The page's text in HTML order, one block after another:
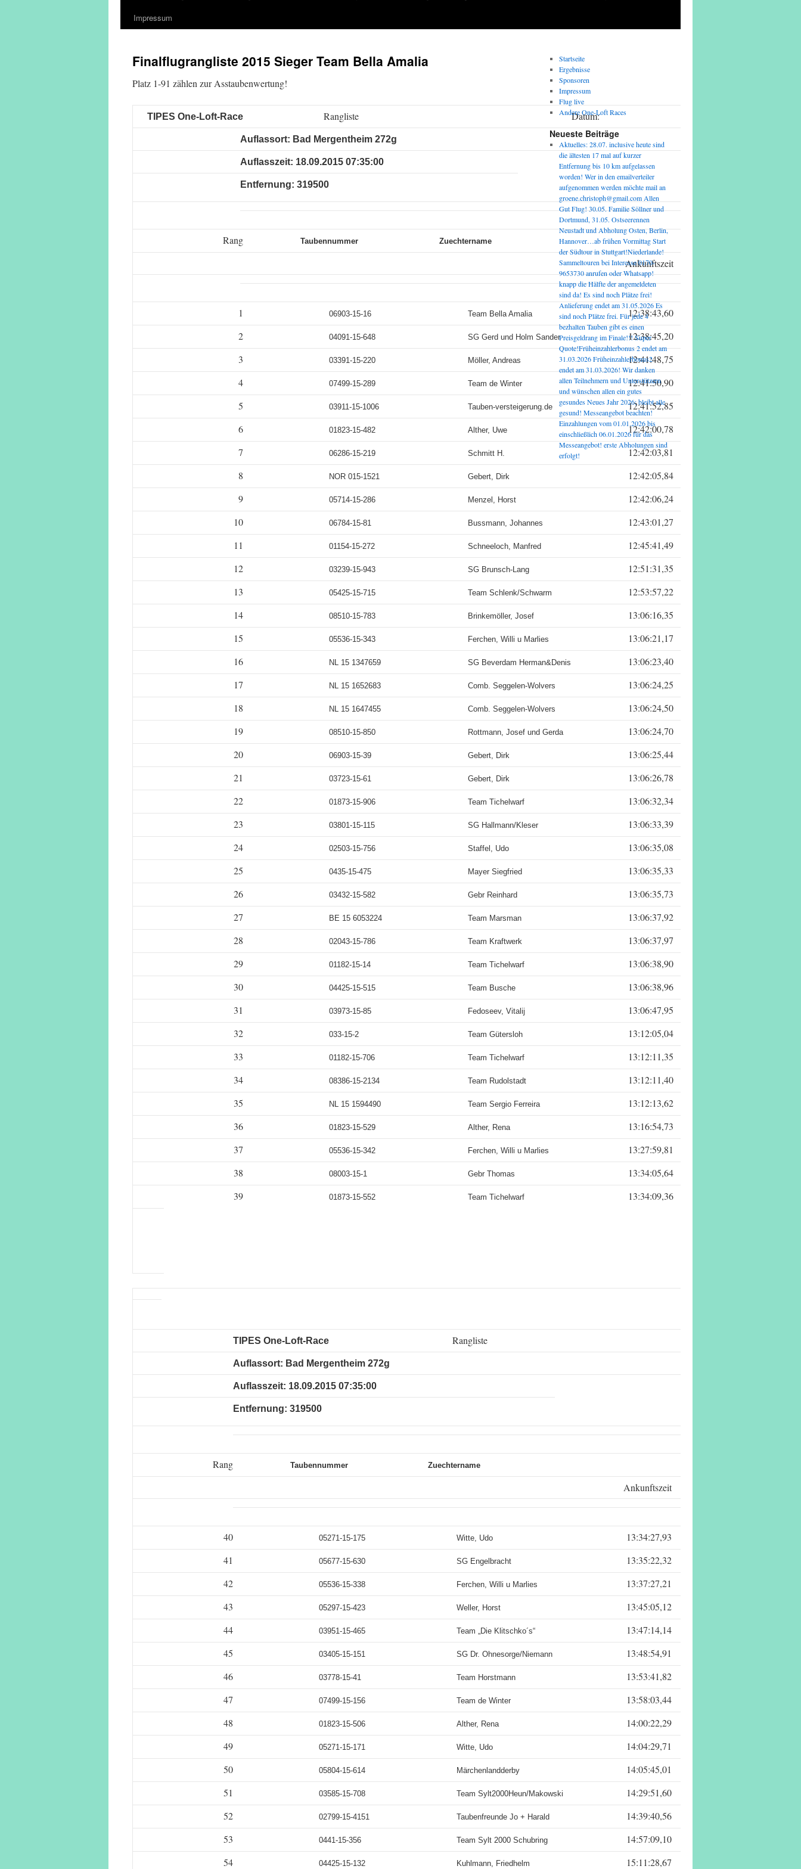
Impressum
Finalflugrangliste 2015 Sieger Team Bella Amalia
Platz 1-91 zählen zur Asstaubenwertung!
TIPES One-Loft-Race Rangliste Datum:
Auflassort: Bad Mergentheim 272g
Auflasszeit: 18.09.2015 07:35:00
Entfernung: 319500
Rang Taubennummer Zuechtername
Ankunftszeit
1 06903-15-16 Team Bella Amalia
12:38:43,60
2
04091-15-648 SG Gerd und Holm Sander
12:38:45,20
3
03391-15-220 Möller, Andreas
12:41:48,75
4
07499-15-289 Team de Winter
12:41:50,90
5
03911-15-1006 Tauben-versteigerung.de
12:41:52,85
6
01823-15-482 Alther, Uwe
12:42:00,78
7
06286-15-219 Schmitt H.
12:42:03,81
8
NOR 015-1521 Gebert, Dirk
12:42:05,84
9
05714-15-286 Menzel, Horst
12:42:06,24
10
06784-15-81 Bussmann, Johannes
12:43:01,27
11
01154-15-272 Schneeloch, Manfred
12:45:41,49
12
03239-15-943 SG Brunsch-Lang
12:51:31,35
13
05425-15-715 Team Schlenk/Schwarm
12:53:57,22
14
08510-15-783 Brinkemöller, Josef
13:06:16,35
15
05536-15-343 Ferchen, Willi u Marlies
13:06:21,17
16
NL 15 1347659 SG Beverdam Herman&Denis
13:06:23,40
17
NL 15 1652683 Comb. Seggelen-Wolvers
13:06:24,25
18
NL 15 1647455 Comb. Seggelen-Wolvers
13:06:24,50
19
08510-15-850 Rottmann, Josef und Gerda
13:06:24,70
20
06903-15-39 Gebert, Dirk
13:06:25,44
21
03723-15-61 Gebert, Dirk
13:06:26,78
22
01873-15-906 Team Tichelwarf
13:06:32,34
23
03801-15-115 SG Hallmann/Kleser
13:06:33,39
24
02503-15-756 Staffel, Udo
13:06:35,08
25
0435-15-475 Mayer Siegfried
13:06:35,33
26
03432-15-582 Gebr Reinhard
13:06:35,73
27
BE 15 6053224 Team Marsman
13:06:37,92
28
02043-15-786 Team Kraftwerk
13:06:37,97
29
01182-15-14 Team Tichelwarf
13:06:38,90
30
04425-15-515 Team Busche
13:06:38,96
31
03973-15-85 Fedoseev, Vitalij
13:06:47,95
32
033-15-2 Team Gütersloh
13:12:05,04
33
01182-15-706 Team Tichelwarf
13:12:11,35
34
08386-15-2134 Team Rudolstadt
13:12:11,40
35
NL 15 1594490 Team Sergio Ferreira
13:12:13,62
36
01823-15-529 Alther, Rena
13:16:54,73
37
05536-15-342 Ferchen, Willi u Marlies
13:27:59,81
38
08003-15-1 Gebr Thomas
13:34:05,64
39
01873-15-552 Team Tichelwarf 13:34:09,36
TIPES One-Loft-Race Rangliste
Auflassort: Bad Mergentheim 272g
Auflasszeit: 18.09.2015 07:35:00
Entfernung: 319500
Rang Taubennummer Zuechtername
Ankunftszeit
40 05271-15-175 Witte, Udo
13:34:27,93
41
05677-15-630 SG Engelbracht
13:35:22,32
42
05536-15-338 Ferchen, Willi u Marlies
13:37:27,21
43
05297-15-423 Weller, Horst
13:45:05,12
44
03951-15-465 Team „Die Klitschko´s“
13:47:14,14
45
03405-15-151 SG Dr. Ohnesorge/Niemann
13:48:54,91
46
03778-15-41 Team Horstmann
13:53:41,82
47
07499-15-156 Team de Winter
13:58:03,44
48
01823-15-506 Alther, Rena
14:00:22,29
49
05271-15-171 Witte, Udo
14:04:29,71
50
05804-15-614 Märchenlandderby
14:05:45,01
51
03585-15-708 Team Sylt2000Heun/Makowski
14:29:51,60
52
02799-15-4151 Taubenfreunde Jo + Harald
14:39:40,56
53
0441-15-356 Team Sylt 2000 Schubring
14:57:09,10
54
04425-15-132 Kuhlmann, Friedhelm 15:11:28,67
Startseite
Ergebnisse
Sponsoren
Impressum
Flug live
Andere One-Loft Races
Neueste Beiträge
Aktuelles: 28.07. inclusive heute sind
die ältesten 17 mal auf kurzer
Entfernung bis 10 km aufgelassen
worden! Wer in den emailverteiler
aufgenommen werden möchte mail an
groene.christoph@gmail.com Allen
Gut Flug! 30.05. Familie Söllner und
Dortmund, 31.05. Ostseerennen
Neustadt und Abholung Osten, Berlin,
Hannover…ab frühen Vormittag Start
der Südtour in Stuttgart!Niederlande!
Sammeltouren bei Interesse 0170-
9653730 anrufen oder Whatsapp!
knapp die Hälfte der angemeldeten
sind da! Es sind noch Plätze frei!
Anlieferung endet am 31.05.2026 Es
sind noch Plätze frei. Für jede 4
bezhalten Tauben gibt es einen
Preisgeldrang im Finale!!! Super
Quote!Früheinzahlerbonus 2 endet am
31.03.2026 Früheinzahlerbonus2
endet am 31.03.2026! Wir danken
allen Teilnehmern und Unterstützern
und wünschen allen ein gutes
gesundes Neues Jahr 2026; bleibt alle
gesund! Messeangebot beachten!
Einzahlungen vom 01.01.2026 bis
einschließlich 06.01.2026 für das
Messeangebot! erste Abholungen sind
erfolgt!